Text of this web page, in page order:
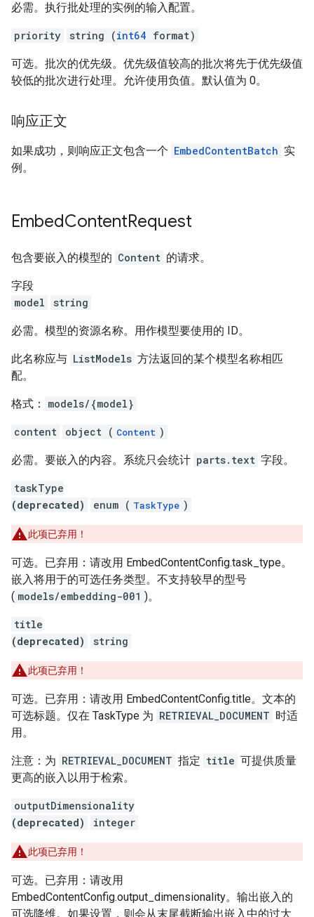
必需。执行批处理的实例的输入配置。
priority string (int64 format)
可选。批次的优先级。优先级值较高的批次将先于优先级值
较低的批次进行处理。允许使用负值。默认值为 0。
响应正文
如果成功，则响应正文包含一个 EmbedContentBatch 实
例。
EmbedContentRequest
包含要嵌入的模型的 Content 的请求。
字段
model
string
必需。模型的资源名称。用作模型要使用的 ID。
此名称应与 ListModels 方法返回的某个模型名称相匹
配。
格式： models/{model}
content object ( Content )
必需。要嵌入的内容。系统只会统计 parts.text 字段。
taskType
(deprecated)
enum ( TaskType )
此项已弃用！
可选。已弃用：请改用 EmbedContentConfig.task_type。
嵌入将用于的可选任务类型。不支持较早的型号
( models/embedding-001 )。
title
(deprecated)
string
此项已弃用！
可选。已弃用：请改用 EmbedContentConfig.title。文本的
可选标题。仅在 TaskType 为 RETRIEVAL_DOCUMENT 时适
用。
注意：为 RETRIEVAL_DOCUMENT 指定 title 可提供质量
更高的嵌入以用于检索。
outputDimensionality
(deprecated)
integer
此项已弃用！
可选。已弃用：请改用
EmbedContentConfig.output_dimensionality。输出嵌入的
可选降维。如果设置，则会从末尾截断输出嵌入中的过大